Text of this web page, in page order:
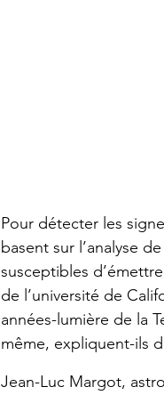
Pour détec­ter les
basent sur l’ana­lyse
suscep­tibles
de l’uni­ver­sité de
années-lumière de la
même, expliquent-ils
Jean-Luc Margot,